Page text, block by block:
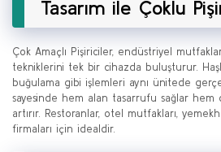
Tasarım ile Çoklu
Çok Amaçlı Pişiriciler, endüstriyel
tekniklerini tek bir cihazda buluşturur.
buğulama gibi işlemleri aynı ünitede
sayesinde hem alan tasarrufu sağlar hem
artırır. Restoranlar, otel mutfakları,
firmaları için idealdir.